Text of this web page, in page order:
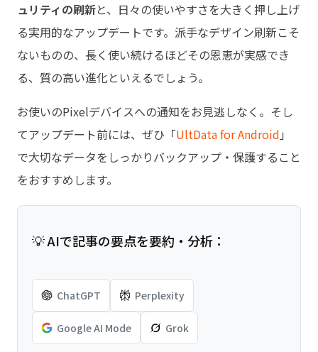
ュリティの刷新と、日々の使いやすさを大きく押し上げ
る実用的なアップデートです。派手なデザイン刷新こそ
ないものの、長く使い続けるほどその恩恵が実感でき
る、質の高い進化といえるでしょう。
お使いのPixelデバイスへの通知をお見逃しなく。そし
てアップデート前には、ぜひ「UltData for Android 」
で大切なデータをしっかりバックアップ・保護すること
をおすすめします。
💡 AIで記事の要点を要約・分析：
ChatGPT Perplexity
Google AI Mode Grok